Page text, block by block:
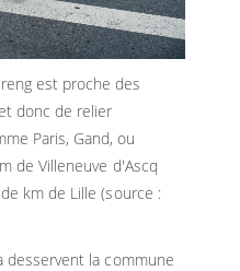
est proche des
donc de relier
Paris, Gand, ou
de Villeneuve d'Ascq
km de Lille (source :
la commune